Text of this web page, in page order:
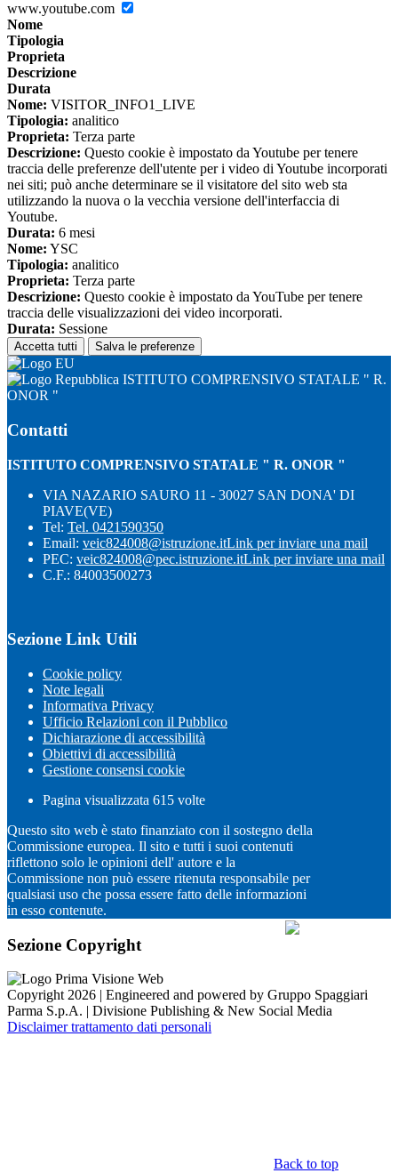
www.youtube.com
Nome
Tipologia
Proprieta
Descrizione
Durata
Nome: VISITOR_INFO1_LIVE
Tipologia: analitico
Proprieta: Terza parte
Descrizione: Questo cookie è impostato da Youtube per tenere
traccia delle preferenze dell'utente per i video di Youtube incorporati
nei siti; può anche determinare se il visitatore del sito web sta
utilizzando la nuova o la vecchia versione dell'interfaccia di
Youtube.
Durata: 6 mesi
Nome: YSC
Tipologia: analitico
Proprieta: Terza parte
Descrizione: Questo cookie è impostato da YouTube per tenere
traccia delle visualizzazioni dei video incorporati.
Durata: Sessione
Accetta tutti Salva le preferenze
ISTITUTO COMPRENSIVO STATALE " R.
ONOR "
Contatti
ISTITUTO COMPRENSIVO STATALE " R. ONOR "
VIA NAZARIO SAURO 11 - 30027 SAN DONA' DI
PIAVE(VE)
Tel: Tel. 0421590350
Email: veic824008@istruzione.itLink per inviare una mail
PEC: veic824008@pec.istruzione.itLink per inviare una mail
C.F.: 84003500273
Sezione Link Utili
Cookie policy
Note legali
Informativa Privacy
Ufficio Relazioni con il Pubblico
Dichiarazione di accessibilità
Obiettivi di accessibilità
Gestione consensi cookie
Pagina visualizzata 615 volte
Questo sito web è stato finanziato con il sostegno della
Commissione europea. Il sito e tutti i suoi contenuti
riflettono solo le opinioni dell' autore e la
Commissione non può essere ritenuta responsabile per
qualsiasi uso che possa essere fatto delle informazioni
in esso contenute.
Sezione Copyright
Copyright 2026 | Engineered and powered by Gruppo Spaggiari
Parma S.p.A. | Divisione Publishing & New Social Media
Disclaimer trattamento dati personali
Back to top